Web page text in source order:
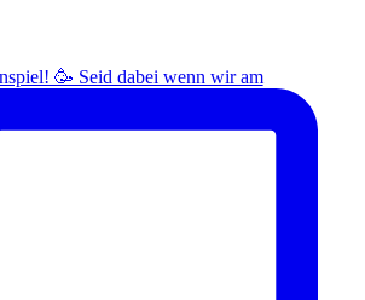
🥳 Seid dabei wenn wir am